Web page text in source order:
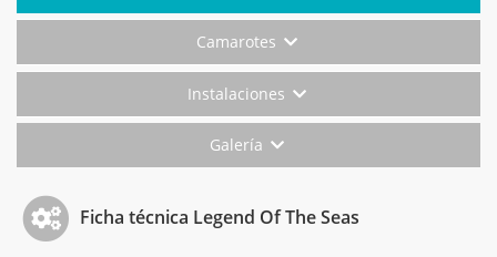
Camarotes
Instalaciones
Galería
Ficha técnica Legend Of The Seas